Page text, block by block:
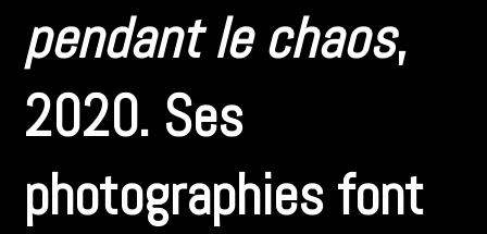
pendant le chaos,
2020. Ses
photographies font